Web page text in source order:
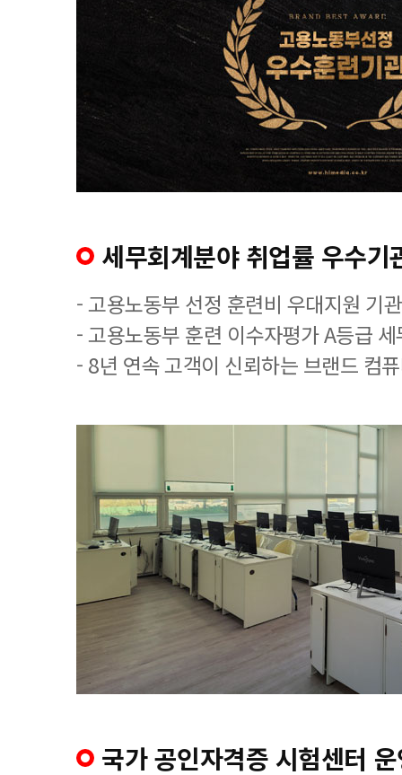
세무회계분야 취업률 우수기
- 고용노동부 선정 훈련비 우대지원 기관
- 고용노동부 훈련 이수자평가 A등급
- 8년 연속 고객이 신뢰하는 브랜드 컴
국가 공인자격증 시험센터